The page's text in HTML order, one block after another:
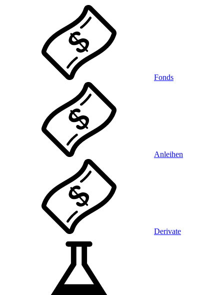
Fonds
Anleihen
Derivate